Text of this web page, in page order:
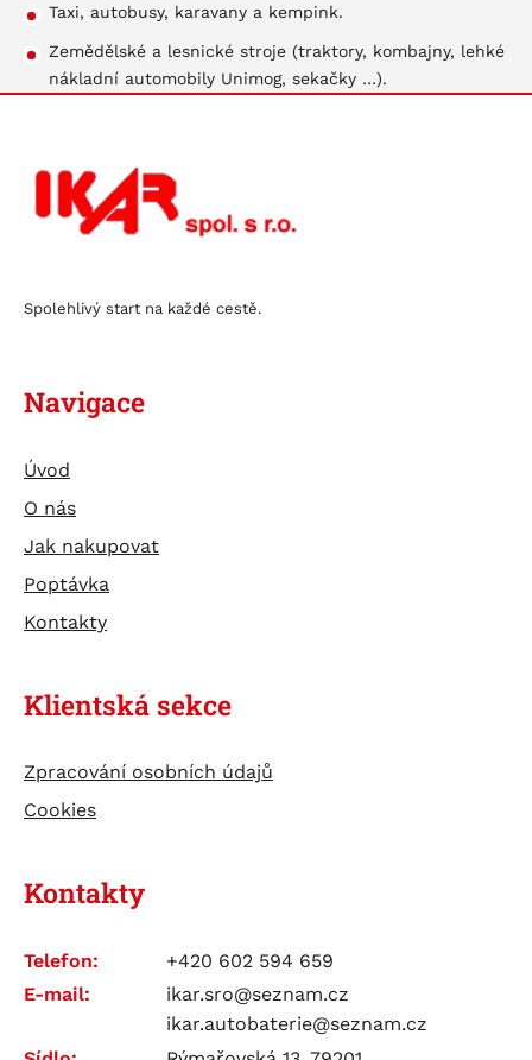
Taxi, autobusy, karavany a kempink.
Zemědělské a lesnické stroje (traktory, kombajny, lehké
nákladní automobily Unimog, sekačky …).
Spolehlivý start na každé cestě.
Navigace
Úvod
O nás
Jak nakupovat
Poptávka
Kontakty
Klientská sekce
Zpracování osobních údajů
Cookies
Kontakty
Telefon:
+420 602 594 659
E-mail:
ikar.sro@seznam.cz
ikar.autobaterie@seznam.cz